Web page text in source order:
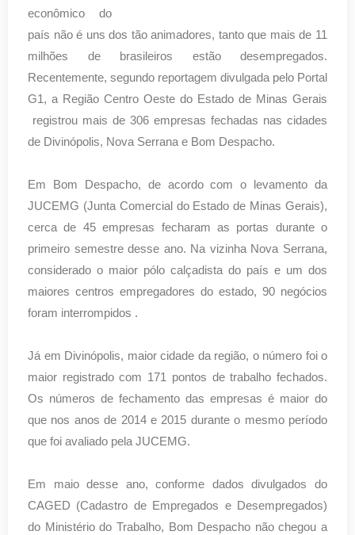
econômico do
país não é uns dos tão animadores, tanto que mais de 11
milhões de brasileiros estão desempregados.
Recentemente, segundo reportagem divulgada pelo Portal
G1, a Região Centro Oeste do Estado de Minas Gerais
registrou mais de 306 empresas fechadas nas cidades
de Divinópolis, Nova Serrana e Bom Despacho.
Em Bom Despacho, de acordo com o levamento da
JUCEMG (Junta Comercial do Estado de Minas Gerais),
cerca de 45 empresas fecharam as portas durante o
primeiro semestre desse ano. Na vizinha Nova Serrana,
considerado o maior pólo calçadista do país e um dos
maiores centros empregadores do estado, 90 negócios
foram interrompidos .
Já em Divinópolis, maior cidade da região, o número foi o
maior registrado com 171 pontos de trabalho fechados.
Os números de fechamento das empresas é maior do
que nos anos de 2014 e 2015 durante o mesmo período
que foi avaliado pela JUCEMG.
Em maio desse ano, conforme dados divulgados do
CAGED (Cadastro de Empregados e Desempregados)
do Ministério do Trabalho, Bom Despacho não chegou a